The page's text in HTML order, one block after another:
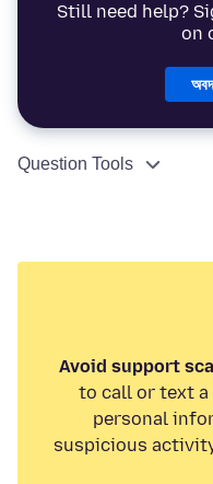
Still need help?
on
Question Tools
Avoid support
to call or text a
personal
suspicious